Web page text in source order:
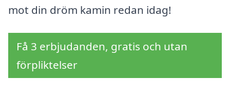
mot din dröm kamin redan idag!
Få 3 erbjudanden, gratis och utan
förpliktelser